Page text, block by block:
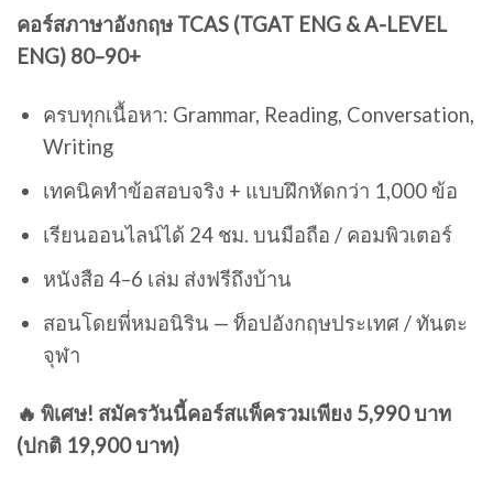
คอร์สภาษาอังกฤษ TCAS (TGAT ENG & A-LEVEL
ENG) 80–90+
ครบทุกเนื้อหา: Grammar, Reading, Conversation,
Writing
เทคนิคทำข้อสอบจริง + แบบฝึกหัดกว่า 1,000 ข้อ
เรียนออนไลน์ได้ 24 ชม. บนมือถือ / คอมพิวเตอร์
หนังสือ 4–6 เล่ม ส่งฟรีถึงบ้าน
สอนโดยพี่หมอนิริน — ท็อปอังกฤษประเทศ / ทันตะ
จุฬา
🔥 พิเศษ! สมัครวันนี้คอร์สแพ็ครวมเพียง 5,990 บาท
(ปกติ 19,900 บาท)